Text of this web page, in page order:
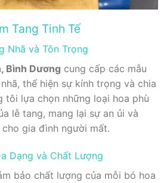
Tang Tinh Tế
Nhã và Tôn Trọng
Bình Dương cung cấp các mẫu
thể hiện sự kính trọng và chia
tôi lựa chọn những loại hoa phù
lễ tang, mang lại sự an ủi và
gia đình người mất.
Dạng và Chất Lượng
bảo chất lượng của mỗi bó hoa